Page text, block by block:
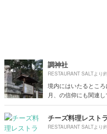
調神社
RESTAURANT SALTより
境内にはいたるところ
月、の信仰にも関連し
RESTAURANT SALTより